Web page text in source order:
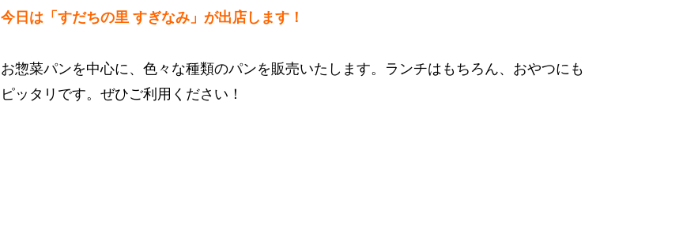
今日は「すだちの里 すぎなみ」が出店します！
お惣菜パンを中心に、色々な種類のパンを販売いたします。ランチはもちろん、おやつにも
ピッタリです。ぜひご利用ください！